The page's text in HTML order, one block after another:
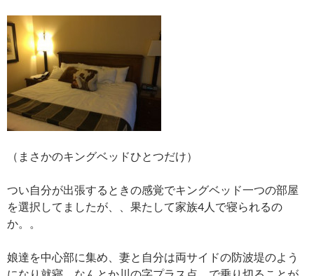
（まさかのキングベッドひとつだけ）
つい自分が出張するときの感覚でキングベッド一つの部屋
を選択してましたが、、果たして家族4人で寝られるの
か。。
娘達を中心部に集め、妻と自分は両サイドの防波堤のよう